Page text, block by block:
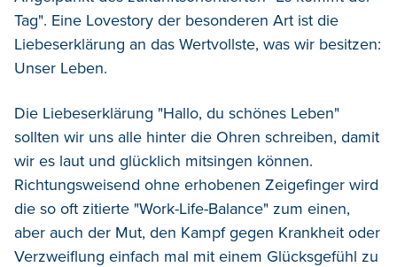
Tag". Eine Lovestory der besonderen Art ist die
Liebeserklärung an das Wertvollste, was wir besitzen:
Unser Leben.
Die Liebeserklärung "Hallo, du schönes Leben"
sollten wir uns alle hinter die Ohren schreiben, damit
wir es laut und glücklich mitsingen können.
Richtungsweisend ohne erhobenen Zeigefinger wird
die so oft zitierte "Work-Life-Balance" zum einen,
aber auch der Mut, den Kampf gegen Krankheit oder
Verzweiflung einfach mal mit einem Glücksgefühl zu